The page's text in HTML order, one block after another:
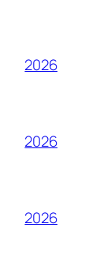
2026
2026
2026